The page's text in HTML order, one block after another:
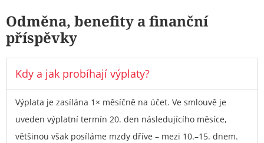
Odměna, benefity a finanční
příspěvky
Kdy a jak probíhají výplaty?
Výplata je zasílána 1× měsíčně na účet. Ve smlouvě je
uveden výplatní termín 20. den následujícího měsíce,
většinou však posíláme mzdy dříve – mezi 10.–15. dnem.